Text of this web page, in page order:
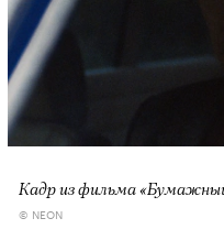
Кадр из фильма
© NEON